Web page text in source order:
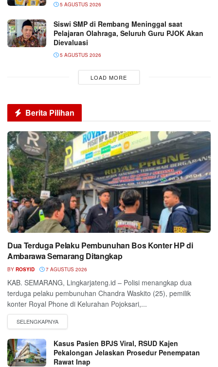
5 AGUSTUS 2026
Siswi SMP di Rembang Meninggal saat
Pelajaran Olahraga, Seluruh Guru PJOK Akan
Dievaluasi
5 AGUSTUS 2026
LOAD MORE
Berita Pilihan
Dua Terduga Pelaku Pembunuhan Bos Konter HP di
Ambarawa Semarang Ditangkap
BY ROSYID 7 AGUSTUS 2026
KAB. SEMARANG, Lingkarjateng.id – Polisi menangkap dua
terduga pelaku pembunuhan Chandra Waskito (25), pemilik
konter Royal Phone di Kelurahan Pojoksari,...
Kasus Pasien BPJS Viral, RSUD Kajen
Pekalongan Jelaskan Prosedur Penempatan
Rawat Inap